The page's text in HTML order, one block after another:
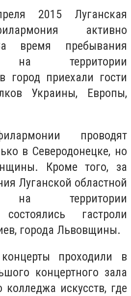
2015 Луганская
активно
время пребывания
на территории
город приехали гости
Украины, Европы,
проводят
в Северодонецке, но
Кроме того, за
Луганской областной
на территории
гастроли
города Львовщины.
проходили в
концертного зала
колледжа искусств, где